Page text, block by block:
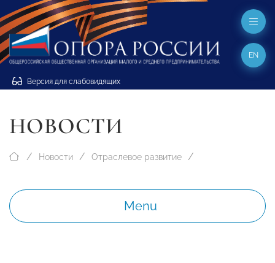
Версия для слабовидящих
EN
НОВОСТИ
Новости Отраслевое развитие
Menu